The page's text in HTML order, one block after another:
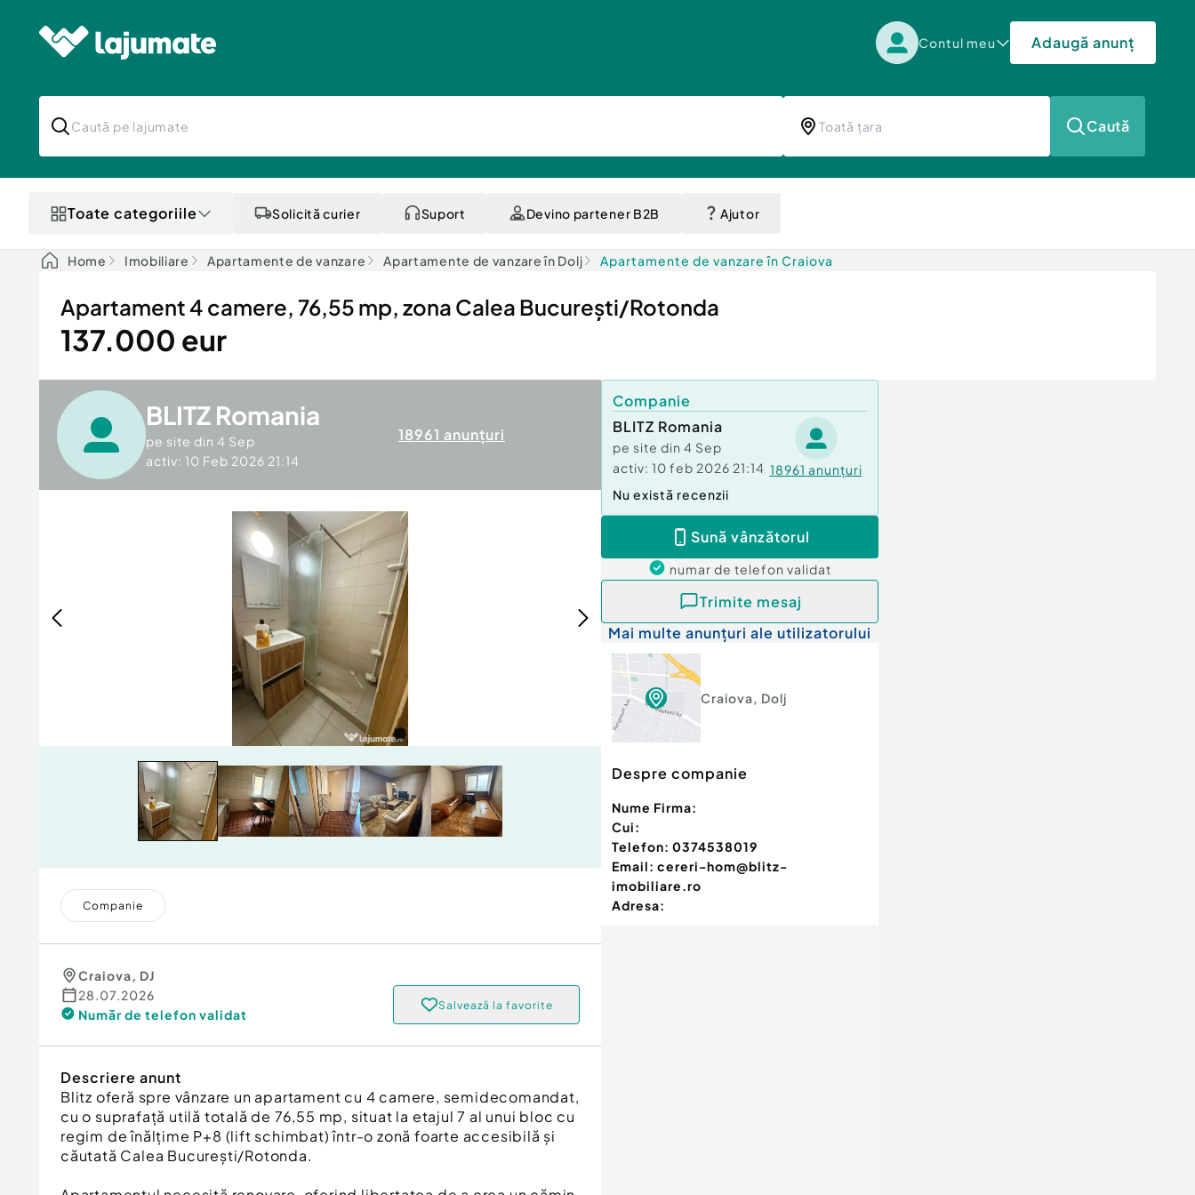
Contul meu Adaugă anunț
Caută
Toate categoriile Solicită curier Suport Devino partener B2B Ajutor
Home Imobiliare Apartamente de vanzare Apartamente de vanzare în Dolj Apartamente de vanzare în Craiova
Apartament 4 camere, 76,55 mp, zona Calea București/Rotonda
137.000 eur
BLITZ Romania
pe site din 4 Sep
activ: 10 Feb 2026 21:14
18961 anunțuri
Companie
Craiova, DJ
28.07.2026
Număr de telefon validat
Salvează la favorite
Descriere anunt
Blitz oferă spre vânzare un apartament cu 4 camere, semidecomandat,
cu o suprafață utilă totală de 76,55 mp, situat la etajul 7 al unui bloc cu
regim de înălțime P+8 (lift schimbat) într-o zonă foarte accesibilă și
căutată Calea București/Rotonda.
Companie
BLITZ Romania
pe site din 4 Sep
activ: 10 feb 2026 21:14 18961 anunțuri
Nu există recenzii
Sună vânzătorul
numar de telefon validat
Trimite mesaj
Mai multe anunțuri ale utilizatorului
Craiova, Dolj
Despre companie
Nume Firma:
Cui:
Telefon: 0374538019
Email: cereri-hom@blitz-
imobiliare.ro
Adresa: